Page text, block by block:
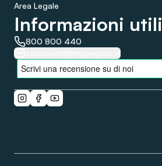
Area Legale
Informazioni utili
800 800 440
consulenti@mypegaso.it